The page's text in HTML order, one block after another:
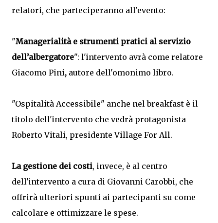
relatori, che parteciperanno all'evento:
"Managerialità e strumenti pratici al servizio
dell’albergatore": l'intervento avrà come relatore
Giacomo Pini, autore dell'omonimo libro.
"Ospitalità Accessibile" anche nel breakfast è il
titolo dell'intervento che vedrà protagonista
Roberto Vitali, presidente Village For All.
La gestione dei costi, invece, è al centro
dell'intervento a cura di Giovanni Carobbi, che
offrirà ulteriori spunti ai partecipanti su come
calcolare e ottimizzare le spese.